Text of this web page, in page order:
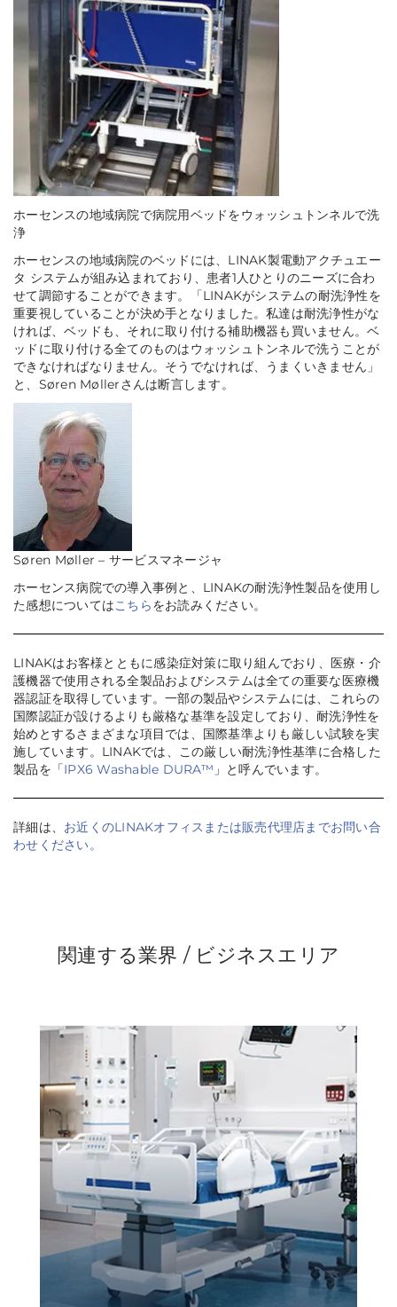
ホーセンスの地域病院で病院用ベッドをウォッシュトンネルで洗
浄
ホーセンスの地域病院のベッドには、LINAK製電動アクチュエー
タ システムが組み込まれており、患者1人ひとりのニーズに合わ
せて調節することができます。「LINAKがシステムの耐洗浄性を
重要視していることが決め手となりました。私達は耐洗浄性がな
ければ、ベッドも、それに取り付ける補助機器も買いません。ベ
ッドに取り付ける全てのものはウォッシュトンネルで洗うことが
できなければなりません。そうでなければ、うまくいきません」
と、Søren Møllerさんは断言します。
Søren Møller – サービスマネージャ
ホーセンス病院での導入事例と、LINAKの耐洗浄性製品を使用し
た感想についてはこちらをお読みください。
LINAKはお客様とともに感染症対策に取り組んでおり、医療・介
護機器で使用される全製品およびシステムは全ての重要な医療機
器認証を取得しています。一部の製品やシステムには、これらの
国際認証が設けるよりも厳格な基準を設定しており、耐洗浄性を
始めとするさまざまな項目では、国際基準よりも厳しい試験を実
施しています。LINAKでは、この厳しい耐洗浄性基準に合格した
製品を「IPX6 Washable DURA™ 」と呼んでいます。
詳細は、 お近くのLINAKオフィスまたは販売代理店までお問い合
わせください。
関連する業界 / ビジネスエリア